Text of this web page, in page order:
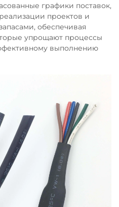
графики поставок,
проектов и
обеспечивая
упрощают процессы
выполнению